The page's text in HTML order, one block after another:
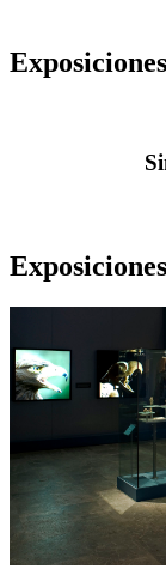
Exposiciones
Exposiciones